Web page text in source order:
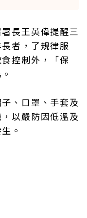
長王英偉提醒三
者，了規律服
控制外，「保
、口罩、手套及
以嚴防因低溫及
。